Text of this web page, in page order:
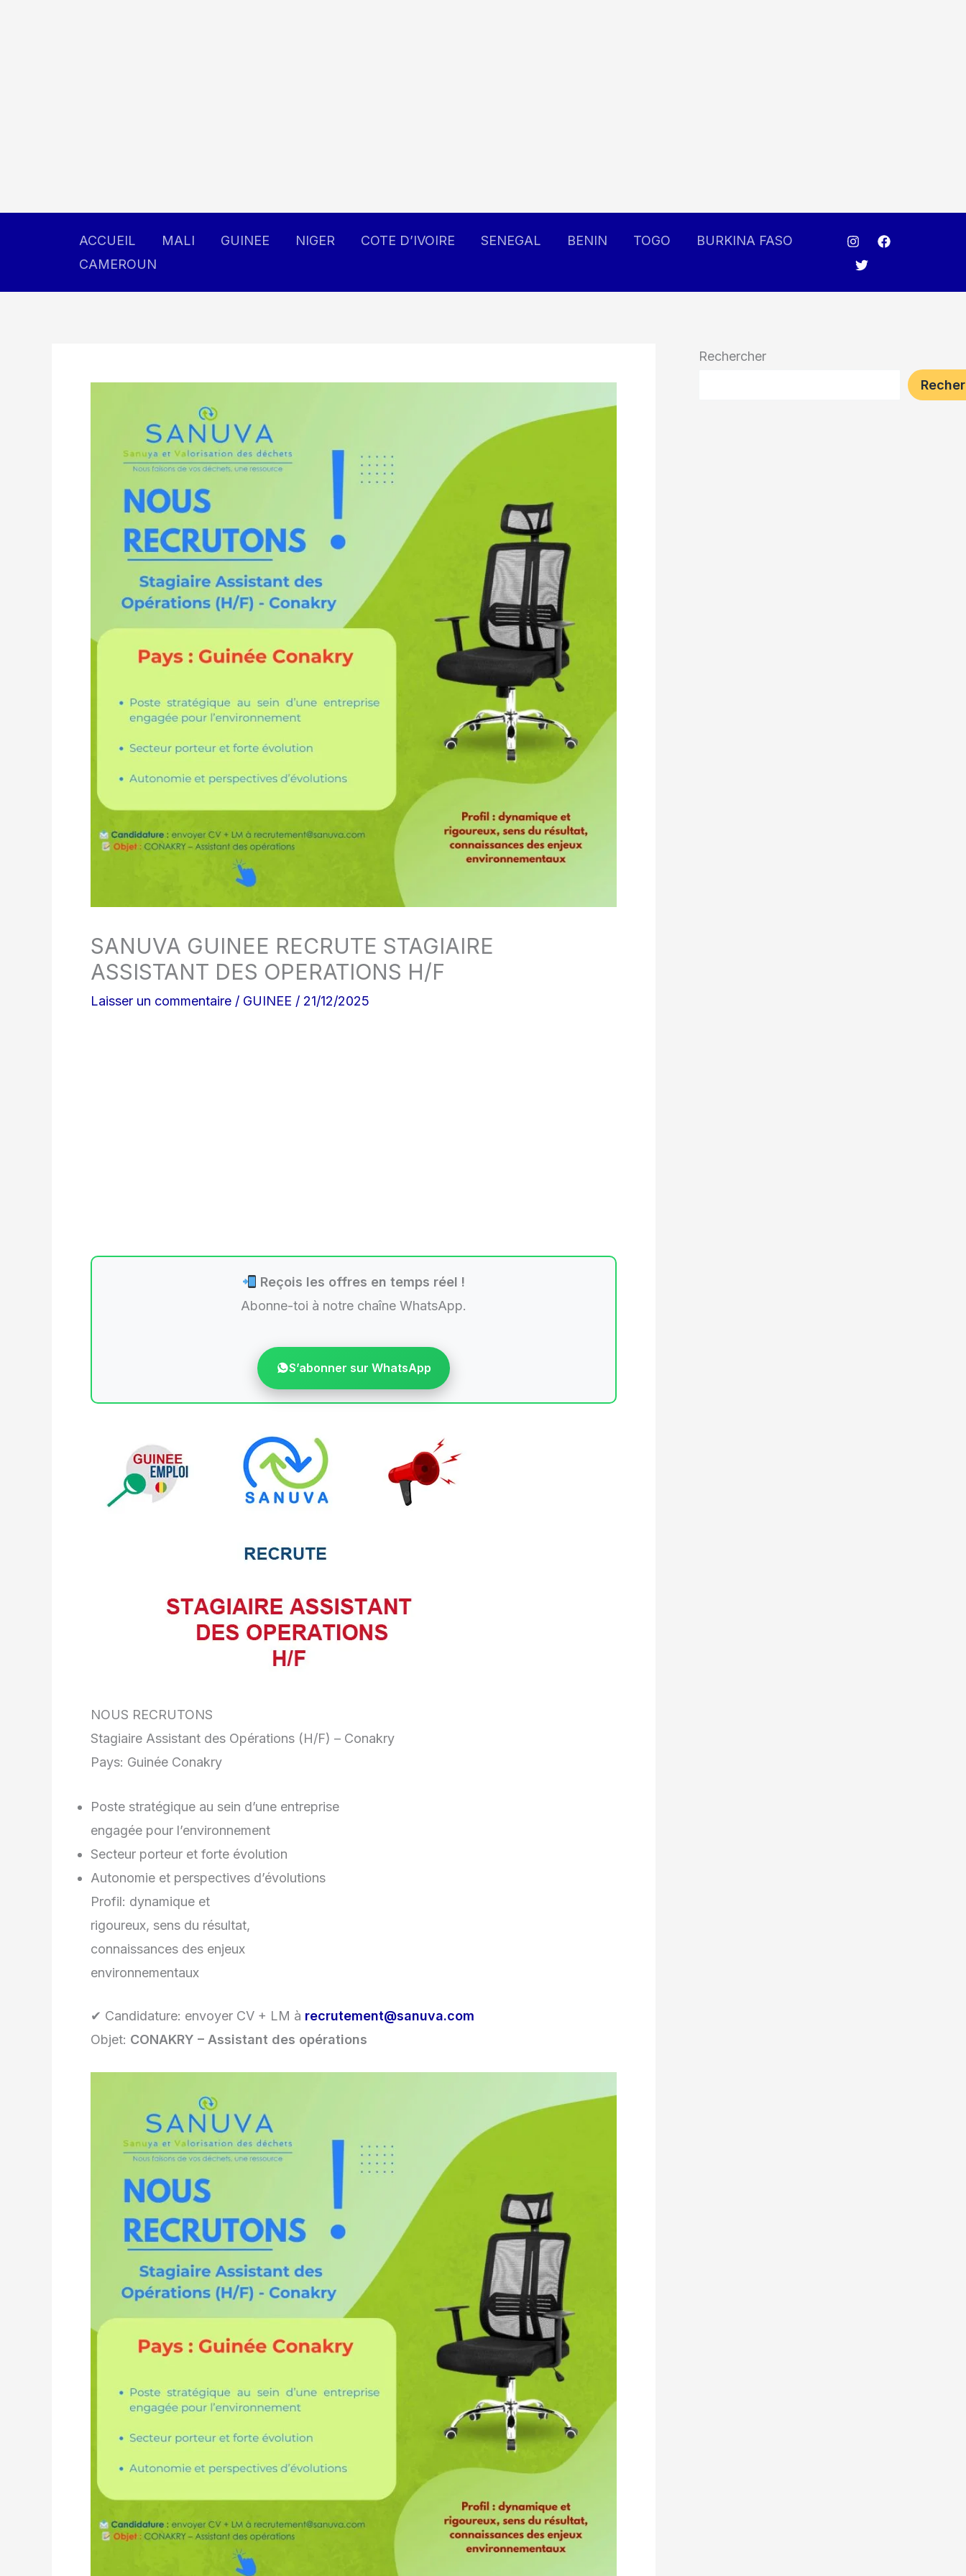
ACCUEIL MALI GUINEE NIGER COTE D’IVOIRE SENEGAL BENIN TOGO
BURKINA FASO
CAMEROUN
SANUVA GUINEE RECRUTE STAGIAIRE
ASSISTANT DES OPERATIONS H/F
Laisser un commentaire / GUINEE / 21/12/2025
Reçois les offres en temps réel !
Abonne-toi à notre chaîne WhatsApp.
S’abonner sur WhatsApp
NOUS RECRUTONS
Stagiaire Assistant des Opérations (H/F) – Conakry
Pays: Guinée Conakry
Poste stratégique au sein d’une entreprise
engagée pour l’environnement
Secteur porteur et forte évolution
Autonomie et perspectives d’évolutions
Profil: dynamique et
rigoureux, sens du résultat,
connaissances des enjeux
environnementaux
✔ Candidature: envoyer CV + LM à recrutement@sanuva.com
Objet: CONAKRY – Assistant des opérations
Rechercher